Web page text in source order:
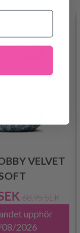
VELVET
68.95 SEK
upphör
2026